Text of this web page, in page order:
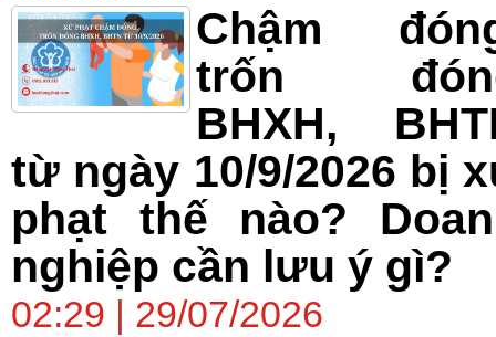
Chậm
trốn
BHXH,
từ ngày 10/9/2026 bị
phạt thế nào?
nghiệp cần lưu ý gì?
02:29 | 29/07/2026